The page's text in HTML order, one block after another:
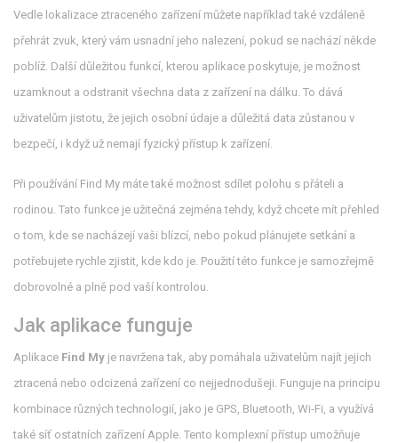
Vedle lokalizace ztraceného zařízení můžete například také vzdáleně
přehrát zvuk, který vám usnadní jeho nalezení, pokud se nachází někde
poblíž. Další důležitou funkcí, kterou aplikace poskytuje, je možnost
uzamknout a odstranit všechna data z zařízení na dálku. To dává
uživatelům jistotu, že jejich osobní údaje a důležitá data zůstanou v
bezpečí, i když už nemají fyzický přístup k zařízení.
Při používání Find My máte také možnost sdílet polohu s přáteli a
rodinou. Tato funkce je užitečná zejména tehdy, když chcete mít přehled
o tom, kde se nacházejí vaši blízcí, nebo pokud plánujete setkání a
potřebujete rychle zjistit, kde kdo je. Použití této funkce je samozřejmě
dobrovolné a plně pod vaší kontrolou.
Jak aplikace funguje
Aplikace Find My je navržena tak, aby pomáhala uživatelům najít jejich
ztracená nebo odcizená zařízení co nejjednodušeji. Funguje na principu
kombinace různých technologií, jako je GPS, Bluetooth, Wi-Fi, a využívá
také síť ostatních zařízení Apple. Tento komplexní přístup umožňuje